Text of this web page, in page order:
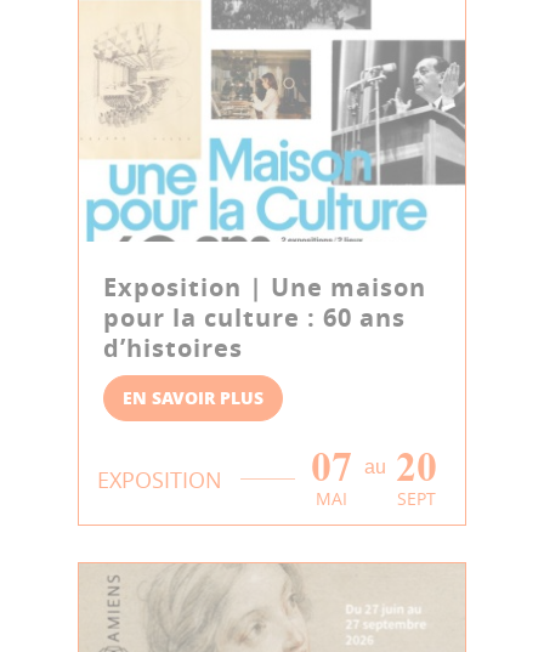
Exposition | Une maison
pour la culture : 60 ans
d’histoires
EN SAVOIR PLUS
EXPOSITION 07
MAI
au 20
SEPT